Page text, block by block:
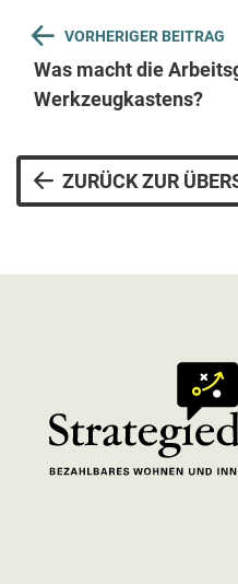
VORHERIGER BEITRAG
Was macht die
Werkzeugkastens?
ZURÜCK ZUR